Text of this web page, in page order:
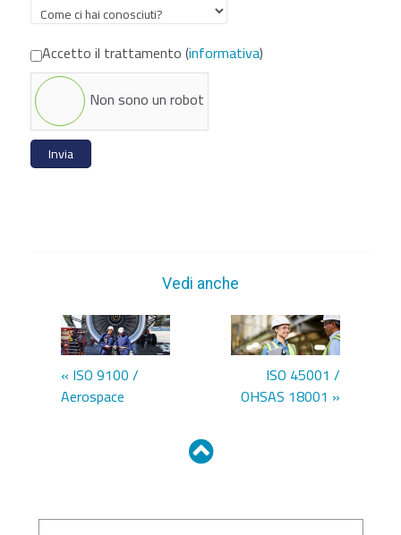
Accetto il trattamento (informativa)
Non sono un robot
Invia
Vedi anche
« ISO 9100 /
Aerospace
ISO 45001 /
OHSAS 18001 »